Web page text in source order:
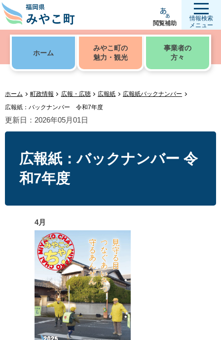
閲覧補助
情報検索
メニュー
ホーム
みやこ町の
魅力・観光
事業者の
方々
ホーム 町政情報 広報・広聴 広報紙
広報紙バックナンバー
広報紙：バックナンバー 令和7年度
更新日：2026年05月01日
広報紙：バックナンバー 令
和7年度
4月